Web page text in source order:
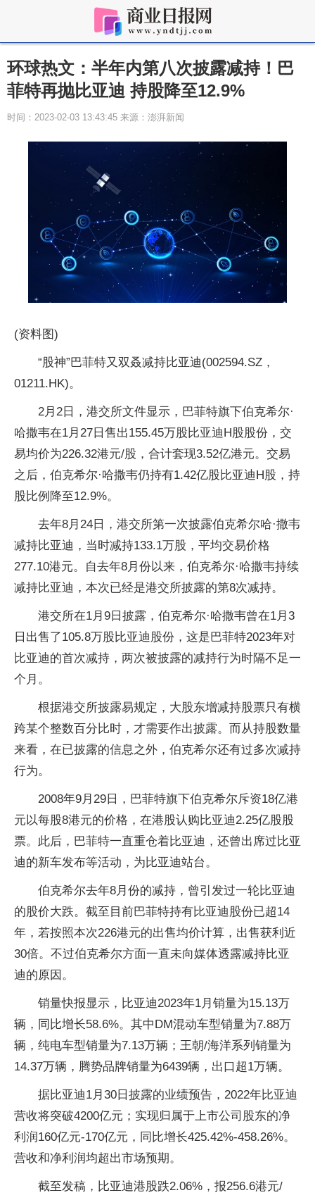
环球热文：半年内第八次披露减持！巴
菲特再抛比亚迪 持股降至12.9%
时间：2023-02-03 13:43:45 来源：澎湃新闻
(资料图)
“股神”巴菲特又双叒减持比亚迪(002594.SZ，
01211.HK)。
2月2日，港交所文件显示，巴菲特旗下伯克希尔·
哈撒韦在1月27日售出155.45万股比亚迪H股股份，交
易均价为226.32港元/股，合计套现3.52亿港元。交易
之后，伯克希尔·哈撒韦仍持有1.42亿股比亚迪H股，持
股比例降至12.9%。
去年8月24日，港交所第一次披露伯克希尔哈·撒韦
减持比亚迪，当时减持133.1万股，平均交易价格
277.10港元。自去年8月份以来，伯克希尔·哈撒韦持续
减持比亚迪，本次已经是港交所披露的第8次减持。
港交所在1月9日披露，伯克希尔·哈撒韦曾在1月3
日出售了105.8万股比亚迪股份，这是巴菲特2023年对
比亚迪的首次减持，两次被披露的减持行为时隔不足一
个月。
根据港交所披露易规定，大股东增减持股票只有横
跨某个整数百分比时，才需要作出披露。而从持股数量
来看，在已披露的信息之外，伯克希尔还有过多次减持
行为。
2008年9月29日，巴菲特旗下伯克希尔斥资18亿港
元以每股8港元的价格，在港股认购比亚迪2.25亿股股
票。此后，巴菲特一直重仓着比亚迪，还曾出席过比亚
迪的新车发布等活动，为比亚迪站台。
伯克希尔去年8月份的减持，曾引发过一轮比亚迪
的股价大跌。截至目前巴菲特持有比亚迪股份已超14
年，若按照本次226港元的出售均价计算，出售获利近
30倍。不过伯克希尔方面一直未向媒体透露减持比亚
迪的原因。
销量快报显示，比亚迪2023年1月销量为15.13万
辆，同比增长58.6%。其中DM混动车型销量为7.88万
辆，纯电车型销量为7.13万辆；王朝/海洋系列销量为
14.37万辆，腾势品牌销量为6439辆，出口超1万辆。
据比亚迪1月30日披露的业绩预告，2022年比亚迪
营收将突破4200亿元；实现归属于上市公司股东的净
利润160亿元-170亿元，同比增长425.42%-458.26%。
营收和净利润均超出市场预期。
截至发稿，比亚迪港股跌2.06%，报256.6港元/